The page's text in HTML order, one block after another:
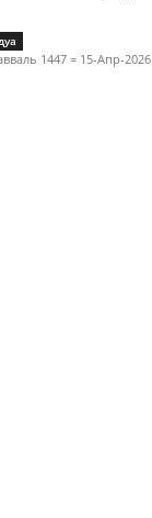
1447 = 15-Апр-2026